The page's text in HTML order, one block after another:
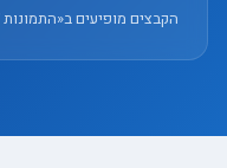
הקבצים מופיעים